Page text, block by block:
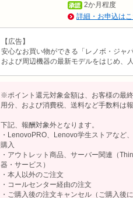
2か月程度
詳細・お申込はこ
【広告】
安心なお買い物ができる「レノボ・ジャ
および周辺機器の最新モデルをはじめ、
※ポイント還元対象金額は、お客様の最
用分、および消費税、送料など手数料は
下記、報酬対象外となります。
・LenovoPRO、Lenovo学生ストアなど
購入
・アウトレット商品、サーバー関連（
器・サービス）
・本人以外のご注文
・コールセンター経由の注文
・ご購入後の注文キャンセル（ご購入後